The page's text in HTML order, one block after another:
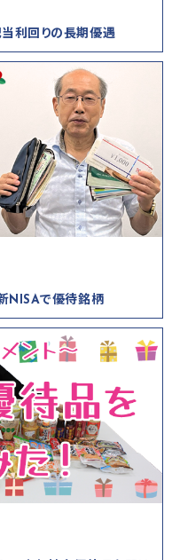
利回りの長期優遇
NISAで優待銘柄